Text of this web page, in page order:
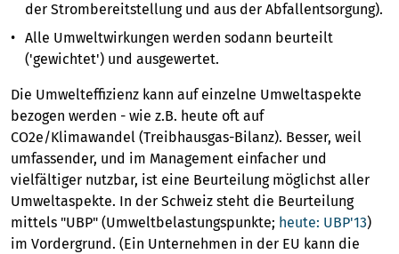
der Strombereitstellung und aus der Abfallentsorgung).
Alle Umweltwirkungen werden sodann beurteilt
('gewichtet') und ausgewertet.
Die Umwelteffizienz kann auf einzelne Umweltaspekte
bezogen werden - wie z.B. heute oft auf
CO2e/Klimawandel (Treibhausgas-Bilanz). Besser, weil
umfassender, und im Management einfacher und
vielfältiger nutzbar, ist eine Beurteilung möglichst aller
Umweltaspekte. In der Schweiz steht die Beurteilung
mittels "UBP" (Umweltbelastungspunkte; heute: UBP'13)
im Vordergrund. (Ein Unternehmen in der EU kann die